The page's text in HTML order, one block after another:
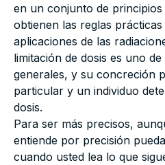
en un conjunto de
obtienen las reglas
aplicaciones de las
limitación de dosis es uno
generales, y su concreción
particular y un individuo
dosis.
Para ser más precisos,
entiende por precisión
cuando usted lea lo que